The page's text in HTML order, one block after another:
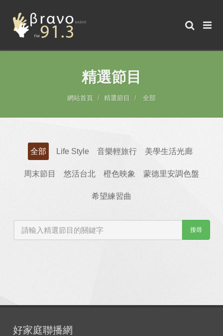
精選節目
網站首頁 精選節目 全部
全部 Life Style 音樂輕旅行 美學生活光廊
周末節目 悠活台北 橙色映象 蒙德里安調色盤
希望練習曲
搜尋
好家庭聯播網